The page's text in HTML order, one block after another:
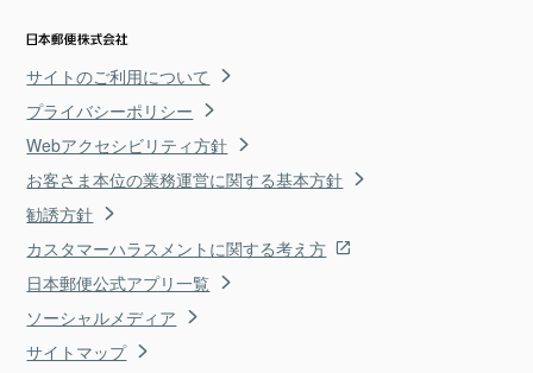
サイトのご利用について
プライバシーポリシー
Webアクセシビリティ方針
お客さま本位の業務運営に関する基本方針
勧誘方針
カスタマーハラスメントに関する考え方
日本郵便公式アプリ一覧
ソーシャルメディア
サイトマップ